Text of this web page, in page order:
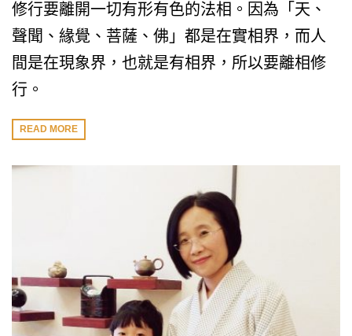
修行要離開一切有形有色的法相。因為「天、
聲聞、緣覺、菩薩、佛」都是在實相界，而人
間是在現象界，也就是有相界，所以要離相修
行。
READ MORE